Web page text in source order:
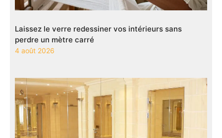
Laissez le verre redessiner vos intérieurs sans
perdre un mètre carré
4 août 2026